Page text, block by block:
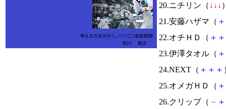
20.ニチリン（ ↓ ↓ ↓
21.安藤ハザマ（ ＋
22.オチＨＤ（ ＋ ＋
23.伊澤タオル（ ＋
24.NEXT（ ＋ ＋ ＋
25.オメガＨＤ（ ＋
26.クリップ（ － ＋